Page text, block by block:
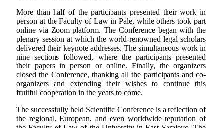
More than half of the participants presented their work in
person at the Faculty of Law in Pale, while others took part
online via Zoom platform. The Conference began with the
plenary session at which the world-renowned legal scholars
delivered their keynote addresses. The simultaneous work in
nine sections followed, where the participants presented
their papers in person or online. Finally, the organizers
closed the Conference, thanking all the participants and co-
organizers and extending their wishes to continue this
fruitful cooperation in the years to come.
The successfully held Scientific Conference is a reflection of
the regional, European, and even worldwide reputation of